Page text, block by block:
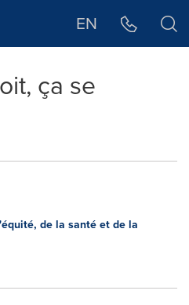
EN
ça se
de la santé et de la